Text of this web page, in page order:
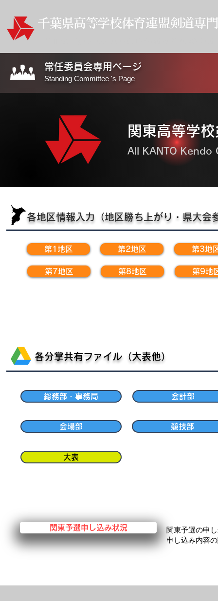
千葉県高等学校体育連盟剣道専
常任委員会専用ページ
Standing Committee 's Page
関東高等学
All KANTO
各地区情報入力（地区勝ち上がり・県大会
第1地区
第7地区
第2地区
第8地区
第3地
第9地
各分掌共有ファイル（大表他）
総務部・事務局 会計部
会場部 競技部
大表
関東予選申し込み状況
関東予選の申
申し込み内容